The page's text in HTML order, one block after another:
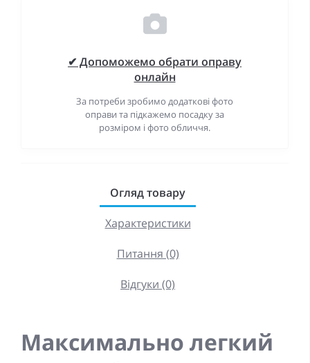
✔ Допоможемо обрати оправу
онлайн
За потреби зробимо додаткові фото
оправи та підкажемо посадку за
розміром і фото обличчя.
Огляд товару
Характеристики
Питання (0)
Відгуки (0)
Максимально легкий